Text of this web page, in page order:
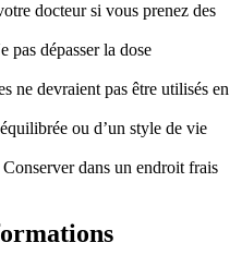
docteur si vous prenez des
pas dépasser la dose
ne devraient pas être utilisés en
ou d’un style de vie
dans un endroit frais